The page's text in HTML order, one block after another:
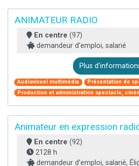
ANIMATEUR RADIO
En centre (97)
demandeur d’emploi, salarié
Plus
Audiovisuel multimédia
Présentation de
Production et administration spectacle,
Animateur en expression
En centre (92)
2128 h
demandeur d’emploi, salarié,